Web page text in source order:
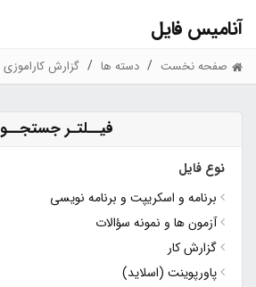
آنامیس فایل
صفحه نخست دسته ها گزارش کاراموزی
فیــلتـر جستجــو
نوع فایل
برنامه و اسکریپت و برنامه نویسی
آزمون ها و نمونه سؤالات
گزارش کار
پاورپوینت (اسلاید)